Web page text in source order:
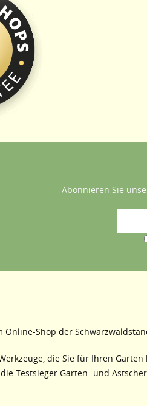
Abonnieren Sie
Shop der
die Sie für Ihren Garten
Testsieger Garten- und